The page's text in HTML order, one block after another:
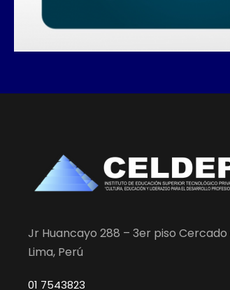
Jr Huancayo 288 – 3er piso Cercado
Lima, Perú
01 7543823